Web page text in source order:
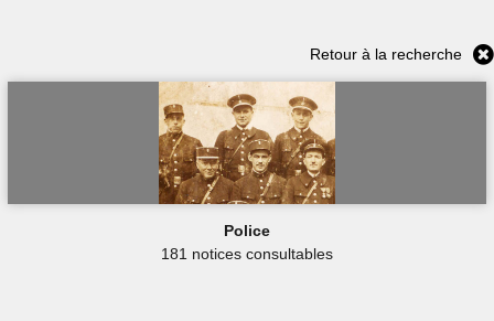
Retour à la recherche
Police
181 notices consultables